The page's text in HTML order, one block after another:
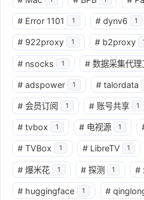
# Error 1101 1 # dynv6 1
# 922proxy 1 # b2proxy
# nsocks 1 # 数据采集代理
# adspower 1 # talordata
# 会员订阅 1 # 账号共享 1
# tvbox 1 # 电视源 1
# TVBox 1 # LibreTV 1
# 爆米花 1 # 探测 1 #
# huggingface 1 #